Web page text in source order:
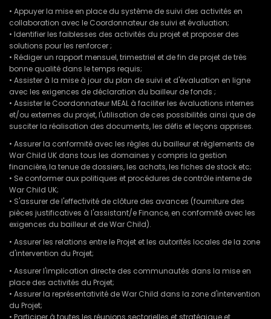
• Appuyer la mise en place du système de suivi des activités en
collaboration avec le Coordonnateur de suivi et évaluation;
• Identifier les faiblesses des activités du projet et proposer des
solutions pour les renforcer ;
• Rédiger un rapport mensuel, trimestriel et de fin de projet de très
bonne qualité dans le temps requis;
• Assister à la mise à jour du plan de suivi et d'évaluation en ligne
avec les exigences de déclaration du bailleur de fonds ;
• Assister le Coordonnateur MEAL à faciliter les évaluations internes
et/ou externes du projet, l'utilisation de ces possibilités ainsi que de
susciter la réalisation des documents, les défis et leçons apprises.
• Assurer la conformité avec les règles du bailleur et règlements de
War Child UK dans tous les domaines y compris la gestion
financière, la tenue de dossiers, les achats, les fiches de stock etc;
• Se conformer aux politiques et procédures de contrôle interne de
War Child UK;
• S'assurer de l'effectivité de clôture des avances (fourniture des
pièces justificatives à l'assistant/e Finance, en conformité avec les
exigences du bailleur et de War Child).
• Assurer les relations entre le Projet et les autorités locales de la zone
d'intervention du Projet;
• Assurer l'implication directe des communautés dans la mise en
place des activités du Projet;
• Assurer la représentativité de War Child dans la zone d'intervention
du Projet;